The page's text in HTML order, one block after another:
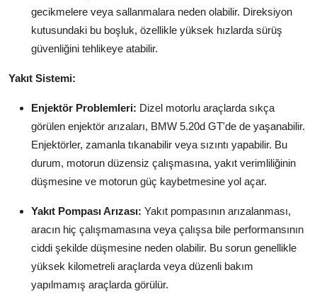
gecikmelere veya sallanmalara neden olabilir. Direksiyon
kutusundaki bu boşluk, özellikle yüksek hızlarda sürüş
güvenliğini tehlikeye atabilir.
Yakıt Sistemi:
Enjektör Problemleri: Dizel motorlu araçlarda sıkça
görülen enjektör arızaları, BMW 5.20d GT'de de yaşanabilir.
Enjektörler, zamanla tıkanabilir veya sızıntı yapabilir. Bu
durum, motorun düzensiz çalışmasına, yakıt verimliliğinin
düşmesine ve motorun güç kaybetmesine yol açar.
Yakıt Pompası Arızası: Yakıt pompasının arızalanması,
aracın hiç çalışmamasına veya çalışsa bile performansının
ciddi şekilde düşmesine neden olabilir. Bu sorun genellikle
yüksek kilometreli araçlarda veya düzenli bakım
yapılmamış araçlarda görülür.